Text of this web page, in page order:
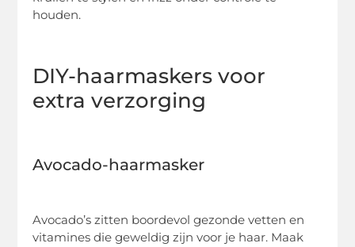
houden.
DIY-haarmaskers voor
extra verzorging
Avocado-haarmasker
Avocado’s zitten boordevol gezonde vetten en
vitamines die geweldig zijn voor je haar. Maak